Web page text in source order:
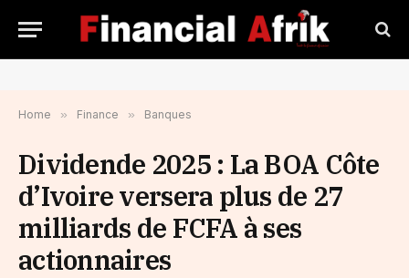
Home » Finance » Banques
Dividende 2025 : La BOA Côte
d’Ivoire versera plus de 27
milliards de FCFA à ses
actionnaires